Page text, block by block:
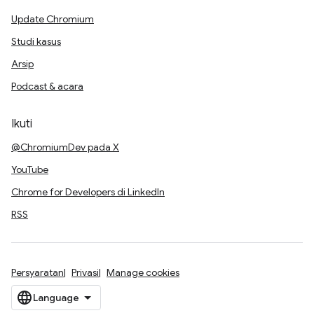
Update Chromium
Studi kasus
Arsip
Podcast & acara
Ikuti
@ChromiumDev pada X
YouTube
Chrome for Developers di LinkedIn
RSS
Persyaratan Privasi Manage cookies